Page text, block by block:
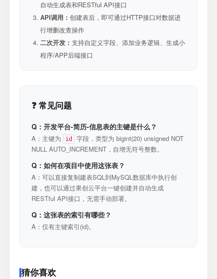
自动生成表和RESTful API接口
API调用： 创建表后，即可通过HTTP接口对数据进
行增删改查操作
二次开发： 支持自定义字段、添加业务逻辑、生成小
程序/APP后端接口
❓ 常见问题
Q：开发平台-简历-信息表的主键是什么？
A：主键为 id
字段，类型为 bigint(20) unsigned NOT
NULL AUTO_INCREMENT，自增无符号整数。
Q：如何在项目中使用这张表？
A：可以直接复制建表SQL到MySQL数据库中执行创
建，也可以通过果创云平台一键创建并自动生成
RESTful API接口，无需手动部署。
Q：这张表的索引有哪些？
A：仅有主键索引(id)。
猜你喜欢